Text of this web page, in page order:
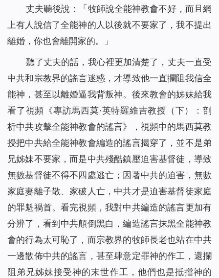
丈夫聽後說：「牧師說全能神教會不好，而且網
上有人說信了全能神的人以後就不要家了，我不提出
離婚，你也會離開家的。」
聽了丈夫的話，我心裡更加清楚了，丈夫一直受
中共和宗教界的謠言迷惑，才導致他一直攔阻我信全
能神，甚至以離婚逼我背叛神。後來教會的姊妹給我
看了視頻《專訪馬西莫·英特羅維吉教授（下）：剖
析中共攻擊全能神教會的謠言》，視頻中的馬西莫教
授把中共給全能神教會編造的謠言揭穿了，並不是弟
兄姊妹不要家，而是中共殘酷鎮壓迫害基督徒，導致
無數基督徒不得不四處逃亡；因著中共的迫害，無數
家庭妻離子散、家破人亡，中共才是迫害基督徒家庭
的罪魁禍首。看完視頻，我對中共編造的謠言更加有
分辨了，看到中共顛倒黑白，編造謠言抹黑全能神教
會的行為太可恥了，而宗教界的牧師長老也站在中共
一邊散佈中共的謠言，甚至肆意定罪神的作工，還攔
阻弟兄姊妹接受神的末世作工，他們也是抵擋神的